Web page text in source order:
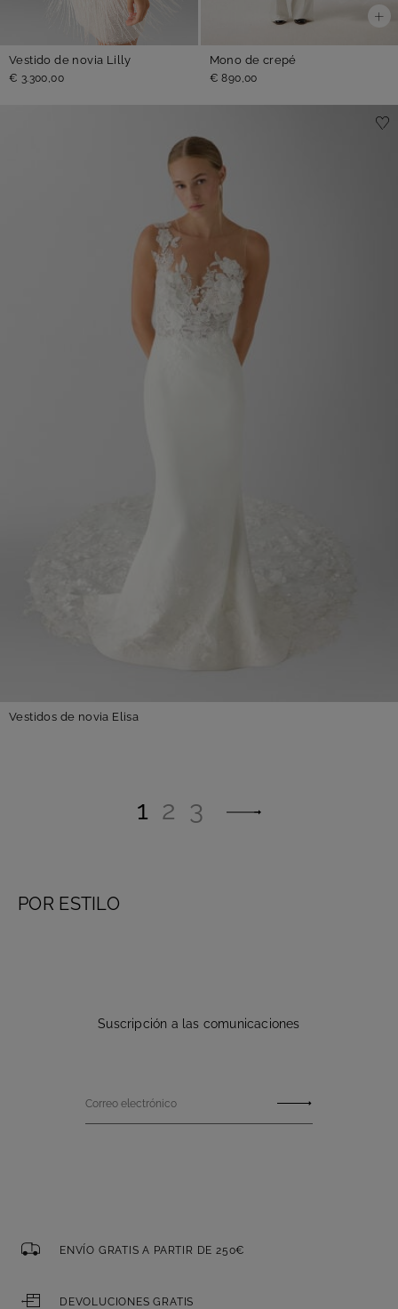
Vestido de novia Lilly
€ 3.300,00
Mono de crepé
€ 890,00
Vestidos de novia Elisa
1 2 3
POR ESTILO
Suscripción a las comunicaciones
Correo electrónico
ENVÍO GRATIS A PARTIR DE 250€
DEVOLUCIONES GRATIS